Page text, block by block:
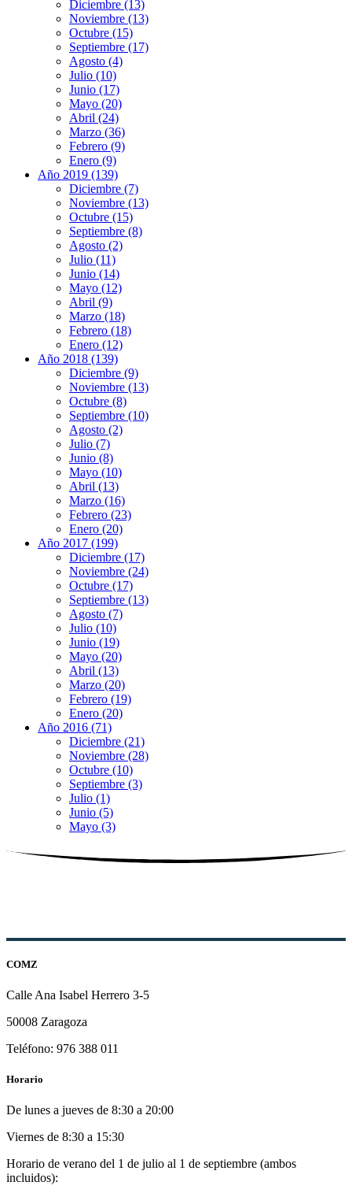
Diciembre (13)
Noviembre (13)
Octubre (15)
Septiembre (17)
Agosto (4)
Julio (10)
Junio (17)
Mayo (20)
Abril (24)
Marzo (36)
Febrero (9)
Enero (9)
Año 2019 (139)
Diciembre (7)
Noviembre (13)
Octubre (15)
Septiembre (8)
Agosto (2)
Julio (11)
Junio (14)
Mayo (12)
Abril (9)
Marzo (18)
Febrero (18)
Enero (12)
Año 2018 (139)
Diciembre (9)
Noviembre (13)
Octubre (8)
Septiembre (10)
Agosto (2)
Julio (7)
Junio (8)
Mayo (10)
Abril (13)
Marzo (16)
Febrero (23)
Enero (20)
Año 2017 (199)
Diciembre (17)
Noviembre (24)
Octubre (17)
Septiembre (13)
Agosto (7)
Julio (10)
Junio (19)
Mayo (20)
Abril (13)
Marzo (20)
Febrero (19)
Enero (20)
Año 2016 (71)
Diciembre (21)
Noviembre (28)
Octubre (10)
Septiembre (3)
Julio (1)
Junio (5)
Mayo (3)
COMZ
Calle Ana Isabel Herrero 3-5
50008 Zaragoza
Teléfono: 976 388 011
Horario
De lunes a jueves de 8:30 a 20:00
Viernes de 8:30 a 15:30
Horario de verano del 1 de julio al 1 de septiembre (ambos
incluidos):